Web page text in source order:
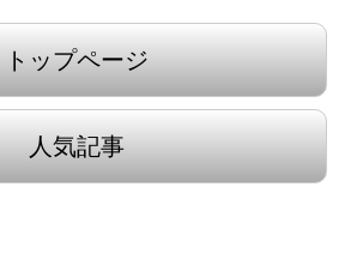
トップページ
人気記事